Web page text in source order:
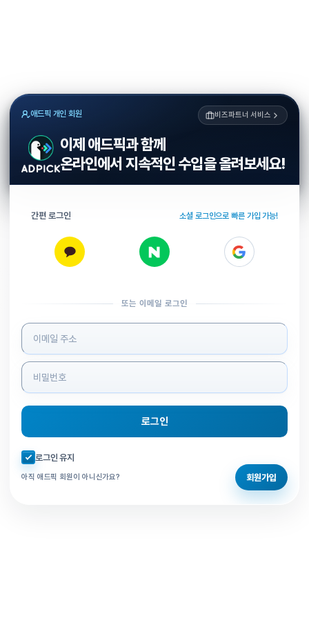
애드픽 개인 회원 비즈파트너 서비스
이제 애드픽과 함께
온라인에서 지속적인 수입을 올려보세요!
간편 로그인 소셜 로그인으로 빠른 가입 가능!
또는 이메일 로그인
로그인 정보 입력
로그인
자동로그인 체크
로그인 유지
아직 애드픽 회원이 아니신가요? 회원가입